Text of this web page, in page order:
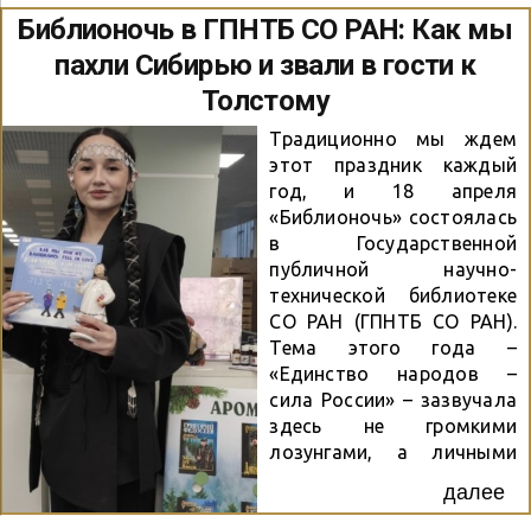
чтобы поваляться часок-
другой на диване перед
телевизором? На эти и
многие другие вопросы
ответили учащиеся
школы № 199 на
библиотечном уроке
«Чтение – вот лучшее
учение». В ходе урока
ребята разгадывали
ребусы, отвечали на
вопросы викторины,
декламировали стих.,
вспоминали пословицы о
чтении.
Библиотекарь Центра
семейного чтения «На
Плющихе» рассказала о
познакомила детей с
Библионочь в ГПНТБ СО РАН: Как мы
пахли Сибирью и звали в гости к
Толстому
Традиционно мы ждем
этот праздник каждый
год, и 18 апреля
«Библионочь» состоялась
в Государственной
публичной научно-
технической библиотеке
СО РАН (ГПНТБ СО РАН).
Тема этого года –
«Единство народов –
сила России» – зазвучала
здесь не громкими
лозунгами, а личными
номерами и мастер-
далее